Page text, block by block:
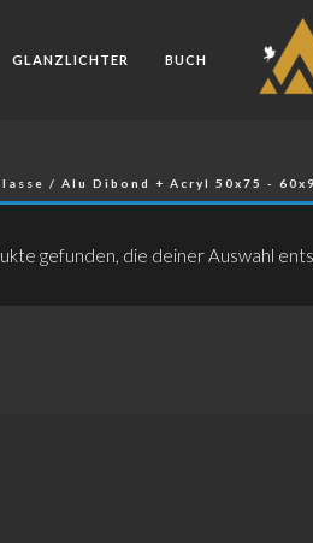
GLANZLICHTER BUCH
/ Alu Dibond + Acryl 50x75 -
gefunden, die deiner Auswahl